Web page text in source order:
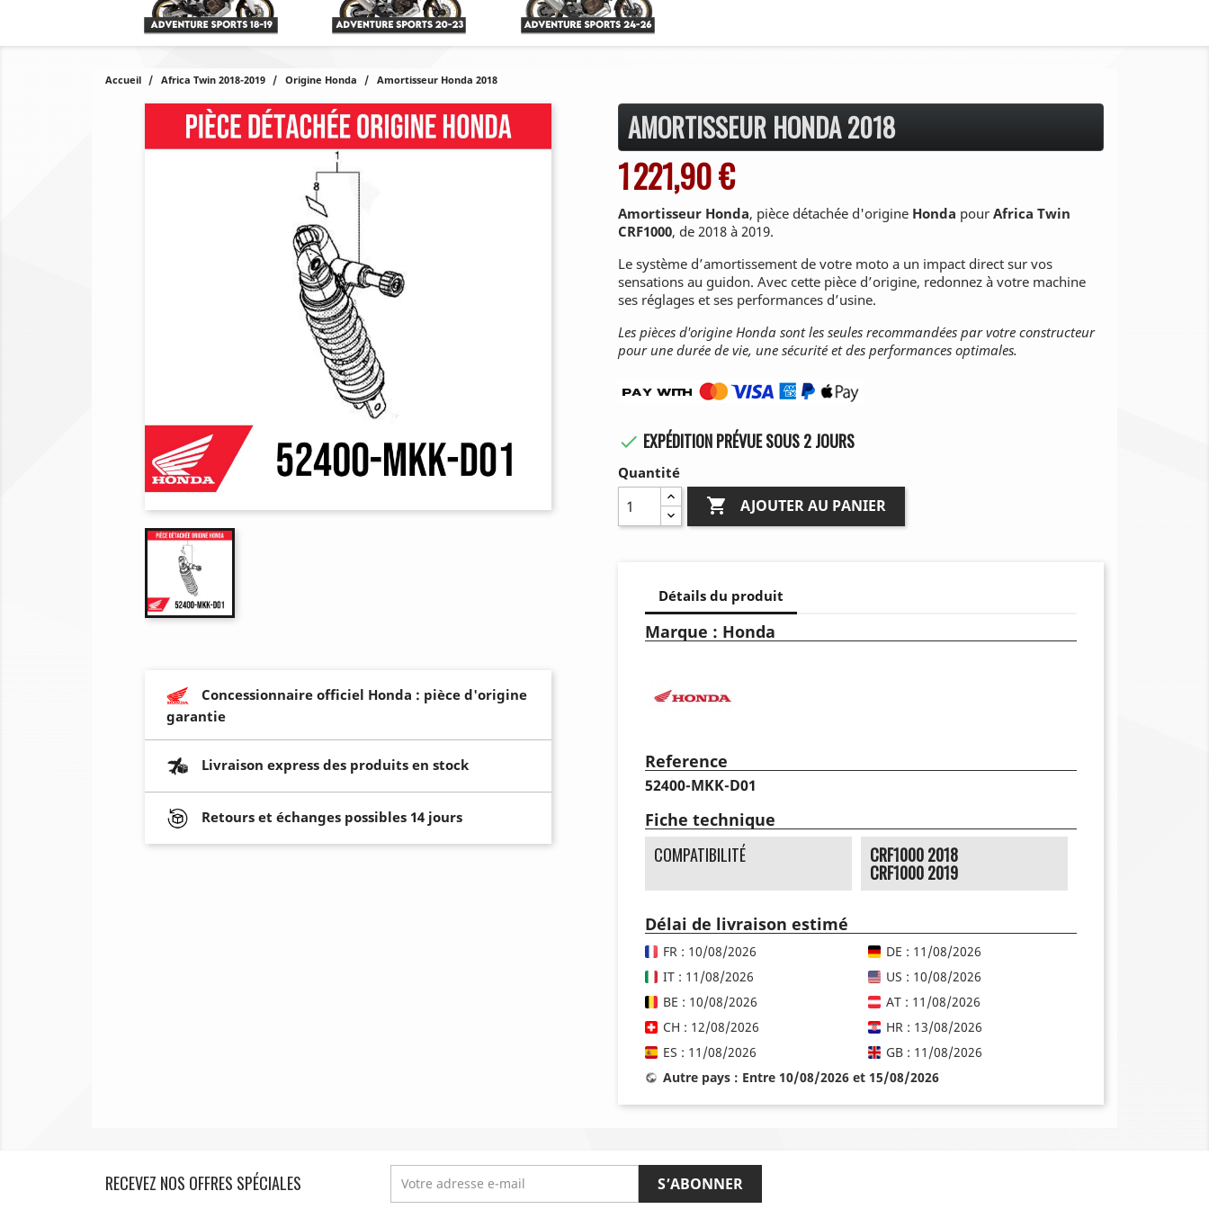
Accueil Africa Twin 2018-2019 Origine Honda Amortisseur Honda 2018
Concessionnaire officiel Honda : pièce d'origine
garantie
Livraison express des produits en stock
Retours et échanges possibles 14 jours
AMORTISSEUR HONDA 2018
1 221,90 €
Amortisseur Honda, pièce détachée d'origine Honda pour Africa Twin
CRF1000, de 2018 à 2019.
Le système d’amortissement de votre moto a un impact direct sur vos
sensations au guidon. Avec cette pièce d’origine, redonnez à votre machine
ses réglages et ses performances d’usine.
Les pièces d'origine Honda sont les seules recommandées par votre constructeur
pour une durée de vie, une sécurité et des performances optimales.
 EXPÉDITION PRÉVUE SOUS 2 JOURS
Quantité
 AJOUTER AU PANIER
Détails du produit
Marque : Honda
Reference
52400-MKK-D01
Fiche technique
COMPATIBILITÉ CRF1000 2018
CRF1000 2019
Délai de livraison estimé
FR : 10/08/2026
DE : 11/08/2026
IT : 11/08/2026
US : 10/08/2026
BE : 10/08/2026
AT : 11/08/2026
CH : 12/08/2026
HR : 13/08/2026
ES : 11/08/2026
GB : 11/08/2026
Autre pays : Entre 10/08/2026 et 15/08/2026
RECEVEZ NOS OFFRES SPÉCIALES